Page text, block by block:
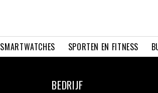
SMARTWATCHES SPORTEN EN FITNESS
BEDRIJF